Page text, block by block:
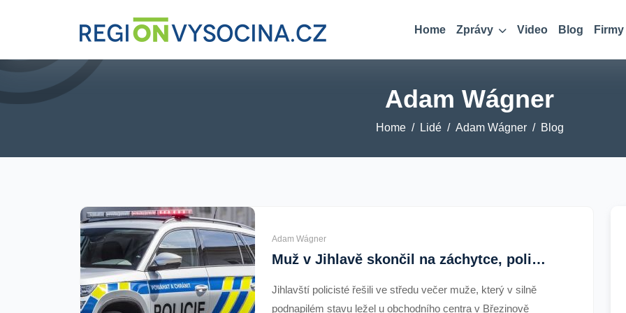
Home Zprávy Video Blog Firmy
Adam Wágner
Home Lidé Adam Wágner Blog
Adam Wágner
Muž v Jihlavě skončil na záchytce, policisté mu naměřili přes čtyři promile alkoholu
Jihlavští policisté řešili ve středu večer muže, který v silně
podnapilém stavu ležel u obchodního centra v Březinově